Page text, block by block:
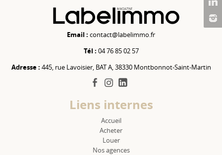
Email : contact@labelimmo.fr
Tél : 04 76 85 02 57
Adresse : 445, rue Lavoisier, BAT A, 38330 Montbonnot-Saint-Martin
facebook
instagram
Liens internes
Accueil
Acheter
Louer
Nos agences